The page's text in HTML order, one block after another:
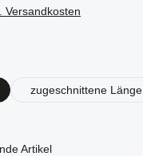
Versandkosten
zugeschnittene Länge
Artikel